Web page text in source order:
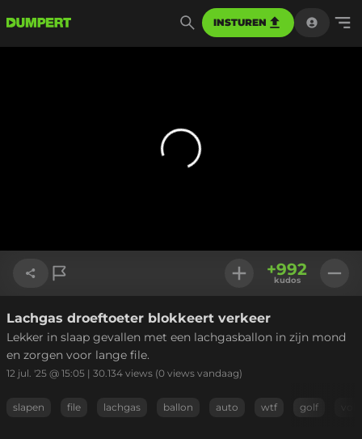
INSTUREN
Link kopiëren
+992
kudos
Lachgas droeftoeter blokkeert verkeer
Lekker in slaap gevallen met een lachgasballon in zijn mond
en zorgen voor lange file.
12 jul. '25 @ 15:05 | 30.134 views (0 views vandaag)
slapen file lachgas ballon auto wtf golf